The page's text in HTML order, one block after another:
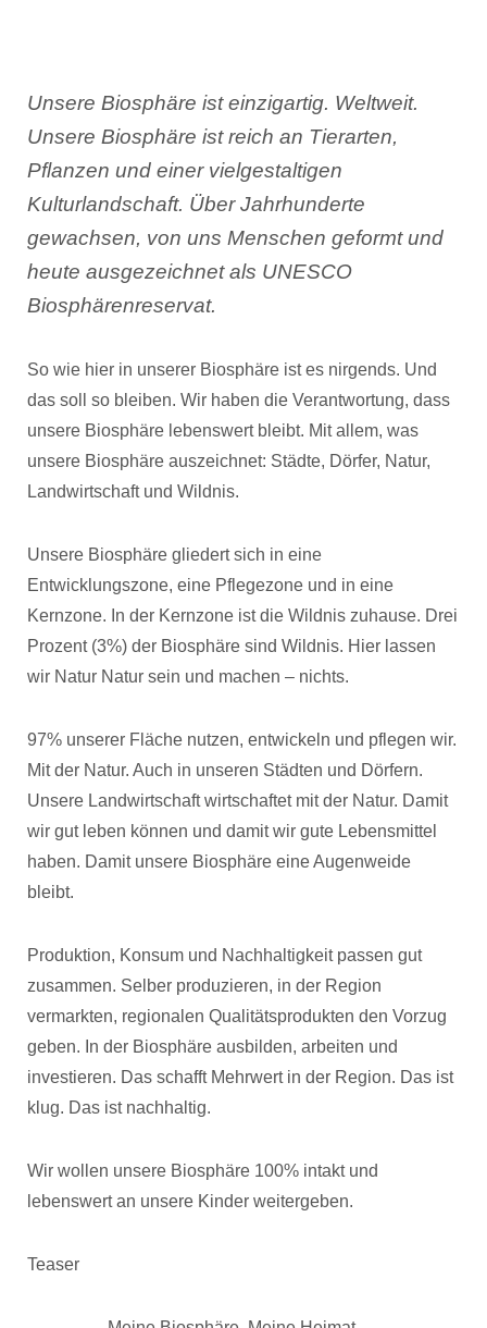
Unsere Biosphäre ist einzigartig. Weltweit.
Unsere Biosphäre ist reich an Tierarten,
Pflanzen und einer vielgestaltigen
Kulturlandschaft. Über Jahrhunderte
gewachsen, von uns Menschen geformt und
heute ausgezeichnet als UNESCO
Biosphärenreservat.
So wie hier in unserer Biosphäre ist es nirgends. Und
das soll so bleiben. Wir haben die Verantwortung, dass
unsere Biosphäre lebenswert bleibt. Mit allem, was
unsere Biosphäre auszeichnet: Städte, Dörfer, Natur,
Landwirtschaft und Wildnis.
Unsere Biosphäre gliedert sich in eine
Entwicklungszone, eine Pflegezone und in eine
Kernzone. In der Kernzone ist die Wildnis zuhause. Drei
Prozent (3%) der Biosphäre sind Wildnis. Hier lassen
wir Natur Natur sein und machen – nichts.
97% unserer Fläche nutzen, entwickeln und pflegen wir.
Mit der Natur. Auch in unseren Städten und Dörfern.
Unsere Landwirtschaft wirtschaftet mit der Natur. Damit
wir gut leben können und damit wir gute Lebensmittel
haben. Damit unsere Biosphäre eine Augenweide
bleibt.
Produktion, Konsum und Nachhaltigkeit passen gut
zusammen. Selber produzieren, in der Region
vermarkten, regionalen Qualitätsprodukten den Vorzug
geben. In der Biosphäre ausbilden, arbeiten und
investieren. Das schafft Mehrwert in der Region. Das ist
klug. Das ist nachhaltig.
Wir wollen unsere Biosphäre 100% intakt und
lebenswert an unsere Kinder weitergeben.
Teaser